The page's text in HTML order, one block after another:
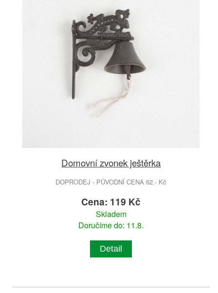
Domovní zvonek ještěrka
DOPRODEJ - PŮVODNÍ CENA 62.- Kč
Cena: 119 Kč
Skladem
Doručíme do: 11.8.
Detail